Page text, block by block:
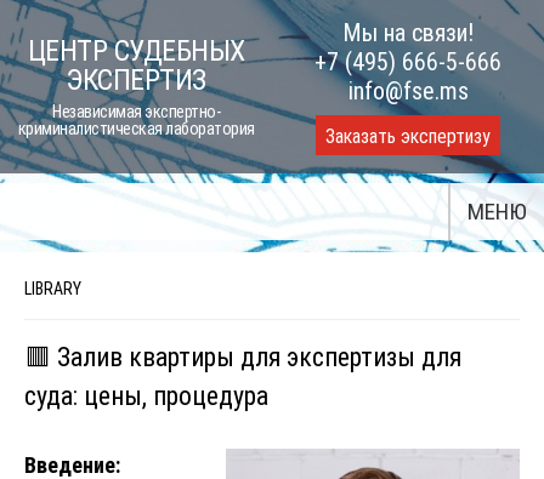
Skip
to
content
ЦЕНТР СУДЕБНЫХ
ЭКСПЕРТИЗ
Независимая экспертно-
криминалистическая лаборатория
Мы на связи!
+7 (495) 666-5-666
info@fse.ms
Заказать экспертизу
МЕНЮ
LIBRARY
🟥 Залив квартиры для экспертизы для
суда: цены, процедура
Введение: